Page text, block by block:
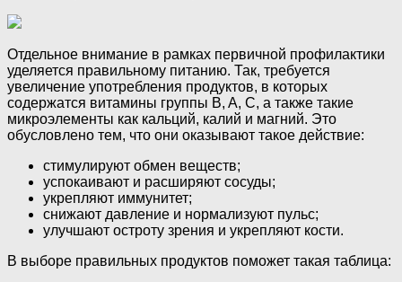
Отдельное внимание в рамках первичной профилактики
уделяется правильному питанию. Так, требуется
увеличение употребления продуктов, в которых
содержатся витамины группы B, A, C, а также такие
микроэлементы как кальций, калий и магний. Это
обусловлено тем, что они оказывают такое действие:
стимулируют обмен веществ;
успокаивают и расширяют сосуды;
укрепляют иммунитет;
снижают давление и нормализуют пульс;
улучшают остроту зрения и укрепляют кости.
В выборе правильных продуктов поможет такая таблица: